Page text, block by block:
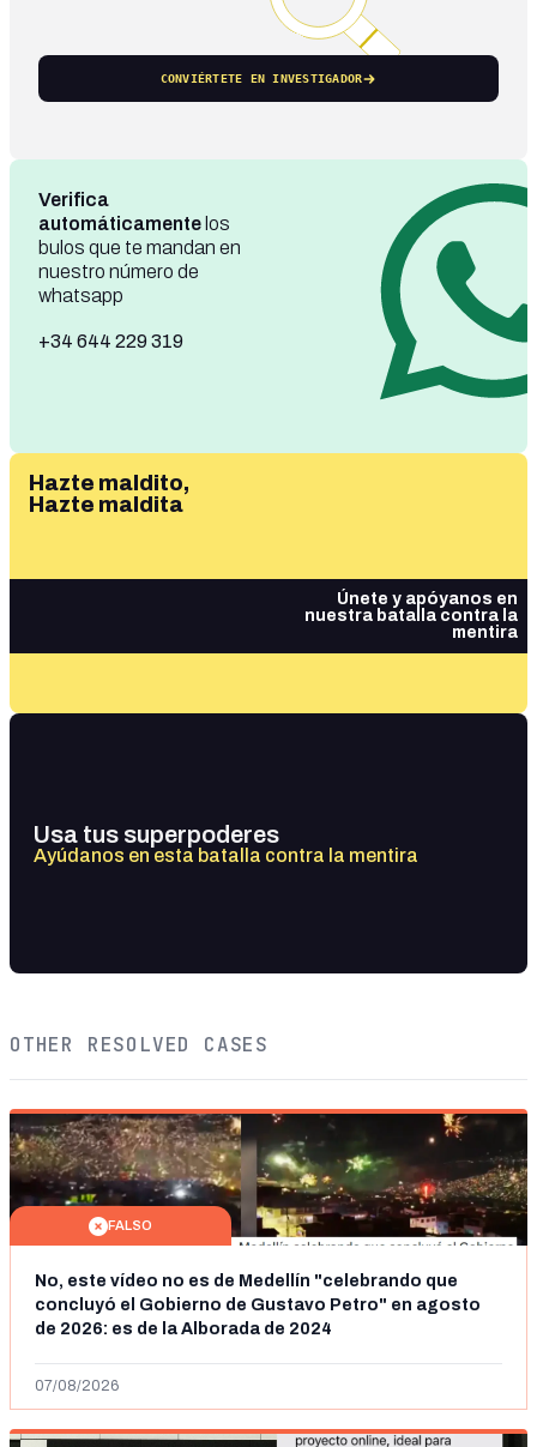
CONVIÉRTETE EN INVESTIGADOR
Verifica
automáticamente los
bulos que te mandan en
nuestro número de
whatsapp
+34 644 229 319
Hazte maldito,
Hazte maldita
Únete y apóyanos en
nuestra batalla contra la
mentira
Usa tus superpoderes
Ayúdanos en esta batalla contra la mentira
OTHER RESOLVED CASES
FALSO
No, este vídeo no es de Medellín "celebrando que
concluyó el Gobierno de Gustavo Petro" en agosto
de 2026: es de la Alborada de 2024
07/08/2026